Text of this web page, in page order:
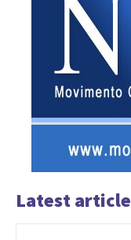
Latest article